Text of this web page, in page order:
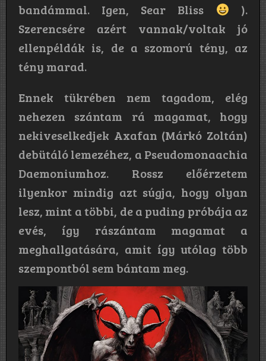
bandámmal. Igen, Sear Bliss
).
Szerencsére azért vannak/voltak jó
ellenpéldák is, de a szomorú tény, az
tény marad.
Ennek tükrében nem tagadom, elég
nehezen szántam rá magamat, hogy
nekiveselkedjek Axafan (Márkó Zoltán)
debütáló lemezéhez, a Pseudomonaachia
Daemoniumhoz. Rossz előérzetem
ilyenkor mindig azt súgja, hogy olyan
lesz, mint a többi, de a puding próbája az
evés, így rászántam magamat a
meghallgatására, amit így utólag több
szempontból sem bántam meg.